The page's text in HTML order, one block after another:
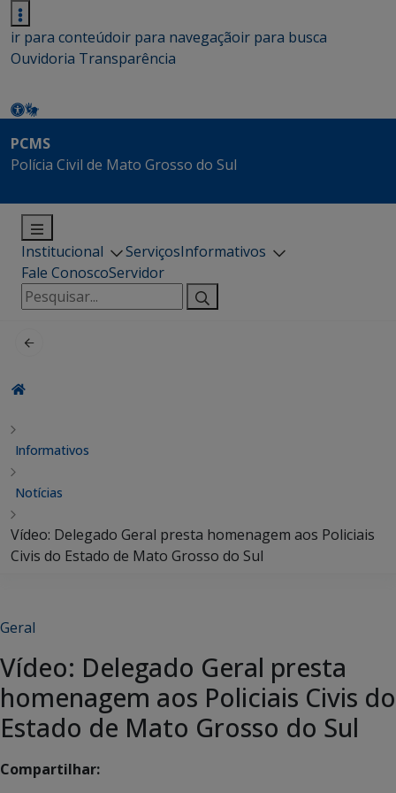
ir para conteúdoir para navegaçãoir para busca
Ouvidoria Transparência
PCMS
Polícia Civil de Mato Grosso do Sul
Institucional ServiçosInformativos
Fale ConoscoServidor
Pesquisar
por:
Informativos
Notícias
Vídeo: Delegado Geral presta homenagem aos Policiais
Civis do Estado de Mato Grosso do Sul
Geral
Vídeo: Delegado Geral presta
homenagem aos Policiais Civis do
Estado de Mato Grosso do Sul
Compartilhar: